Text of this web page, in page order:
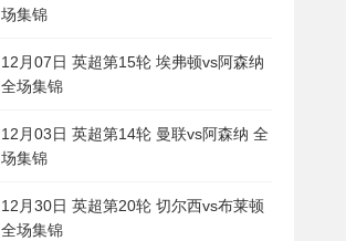
场集锦
12月07日 英超第15轮 埃弗顿vs阿森纳
全场集锦
12月03日 英超第14轮 曼联vs阿森纳 全
场集锦
12月30日 英超第20轮 切尔西vs布莱顿
全场集锦